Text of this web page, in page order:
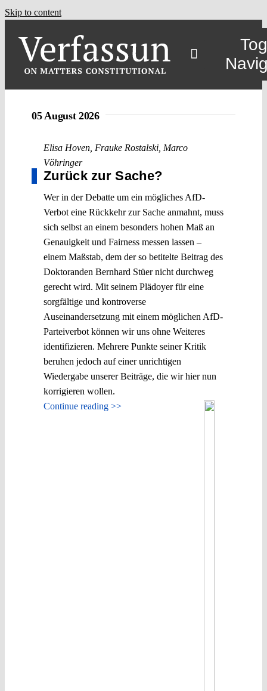
Skip to content
05 August 2026
Elisa Hoven Frauke Rostalski Marco
Vöhringer
Zurück zur Sache?
Wer in der Debatte um ein mögliches AfD-
Verbot eine Rückkehr zur Sache anmahnt, muss
sich selbst an einem besonders hohen Maß an
Genauigkeit und Fairness messen lassen –
einem Maßstab, dem der so betitelte Beitrag des
Doktoranden Bernhard Stüer nicht durchweg
gerecht wird. Mit seinem Plädoyer für eine
sorgfältige und kontroverse
Auseinandersetzung mit einem möglichen AfD-
Parteiverbot können wir uns ohne Weiteres
identifizieren. Mehrere Punkte seiner Kritik
beruhen jedoch auf einer unrichtigen
Wiedergabe unserer Beiträge, die wir hier nun
korrigieren wollen.
Continue reading >>